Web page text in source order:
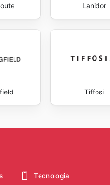
Lanidor
Tiffosi
Tecnologia